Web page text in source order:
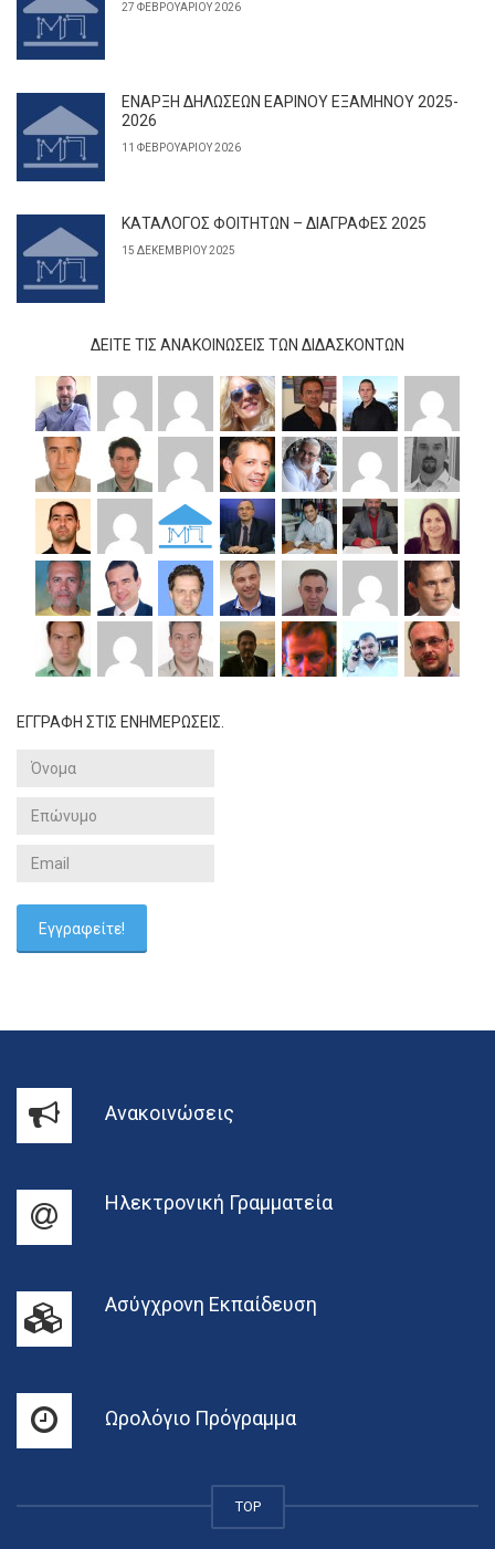
27 ΦΕΒΡΟΥΑΡΊΟΥ 2026
ΕΝΑΡΞΗ ΔΗΛΩΣΕΩΝ ΕΑΡΙΝΟΥ ΕΞΑΜΗΝΟΥ 2025-
2026
11 ΦΕΒΡΟΥΑΡΊΟΥ 2026
ΚΑΤΑΛΟΓΟΣ ΦΟΙΤΗΤΩΝ – ΔΙΑΓΡΑΦΕΣ 2025
15 ΔΕΚΕΜΒΡΊΟΥ 2025
ΔΕΊΤΕ ΤΙΣ ΑΝΑΚΟΙΝΏΣΕΙΣ ΤΩΝ ΔΙΔΆΣΚΟΝΤΩΝ
ΕΓΓΡΑΦΗ ΣΤΙΣ ΕΝΗΜΕΡΩΣΕΙΣ.
Ανακοινώσεις
Ηλεκτρονική Γραμματεία
Ασύγχρονη Εκπαίδευση
Ωρολόγιο Πρόγραμμα
TOP